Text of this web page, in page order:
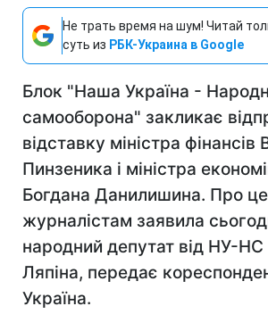
Не трать время на шум! Читай
суть из РБК-Украина в Google
Блок "Наша Україна -
самооборона" закликає
відставку міністра фінансів
Пинзеника і міністра
Богдана Данилишина. Про це
журналістам заявила
народний депутат від НУ-НС
Ляпіна, передає
Україна.